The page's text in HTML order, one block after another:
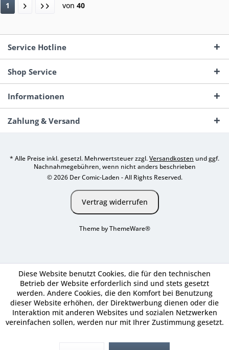
1 von 40
Service Hotline
Shop Service
Informationen
Zahlung & Versand
* Alle Preise inkl. gesetzl. Mehrwertsteuer zzgl.Versandkosten und ggf.
Nachnahmegebühren, wenn nicht anders beschrieben
© 2026 Der Comic-Laden - All Rights Reserved.
Vertrag widerrufen
Theme byThemeWare®
Diese Website benutzt Cookies, die für den technischen
Betrieb der Website erforderlich sind und stets gesetzt
werden. Andere Cookies, die den Komfort bei Benutzung
dieser Website erhöhen, der Direktwerbung dienen oder die
Interaktion mit anderen Websites und sozialen Netzwerken
vereinfachen sollen, werden nur mit Ihrer Zustimmung gesetzt.